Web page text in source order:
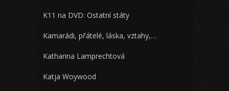
K11 na DVD: Ostatní státy
Kamarádi, přátelé, láska, vztahy,…
Katharina Lamprechtová
Katja Woywood